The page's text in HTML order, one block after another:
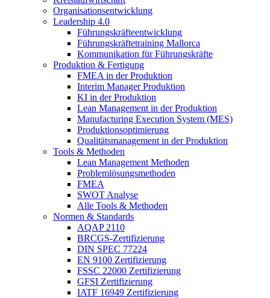
Organisationsentwicklung
Leadership 4.0
Führungskräfteentwicklung
Führungskräftetraining Mallorca
Kommunikation für Führungskräfte
Produktion & Fertigung
FMEA in der Produktion
Interim Manager Produktion
KI in der Produktion
Lean Management in der Produktion
Manufacturing Execution System (MES)
Produktionsoptimierung
Qualitätsmanagement in der Produktion
Tools & Methoden
Lean Management Methoden
Problemlösungsmethoden
FMEA
SWOT Analyse
Alle Tools & Methoden
Normen & Standards
AQAP 2110
BRCGS-Zertifizierung
DIN SPEC 77224
EN 9100 Zertifizierung
FSSC 22000 Zertifizierung
GFSI Zertifizierung
IATF 16949 Zertifizierung